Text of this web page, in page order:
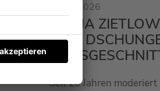
23.01.2026
SONJA
BEIM
Seit 20 Jahren